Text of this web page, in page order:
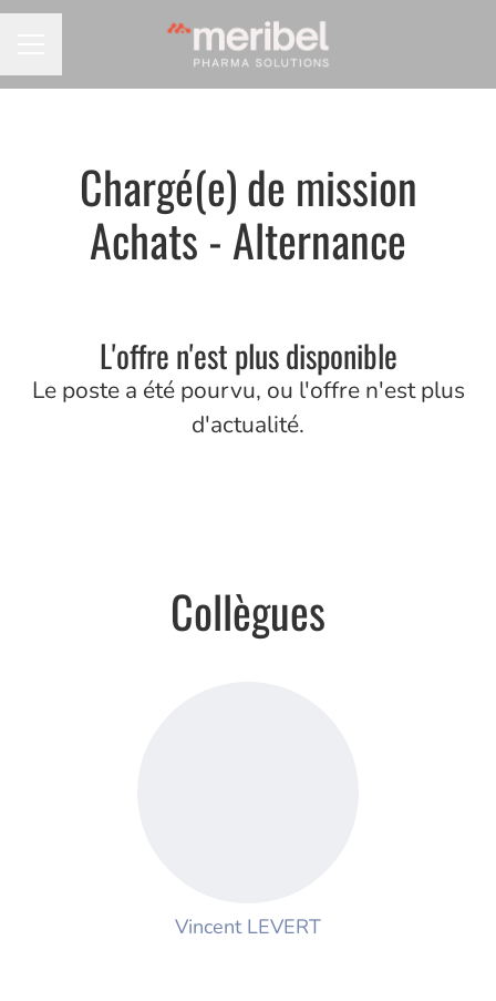
Chargé(e) de mission
Achats - Alternance
L'offre n'est plus disponible
Le poste a été pourvu, ou l'offre n'est plus
d'actualité.
Collègues
Vincent LEVERT